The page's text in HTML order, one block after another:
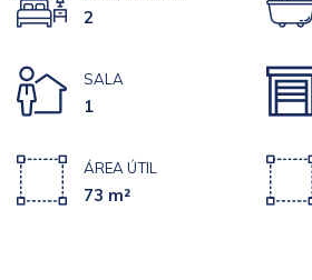
2
SALA
1
ÁREA ÚTIL
73 m²